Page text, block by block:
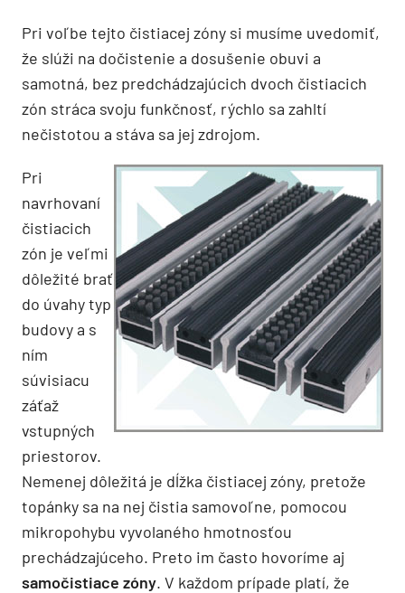
Pri voľbe tejto čistiacej zóny si musíme uvedomiť,
že slúži na dočistenie a dosušenie obuvi a
samotná, bez predchádzajúcich dvoch čistiacich
zón stráca svoju funkčnosť, rýchlo sa zahltí
nečistotou a stáva sa jej zdrojom.
Pri
navrhovaní
čistiacich
zón je veľmi
dôležité brať
do úvahy typ
budovy a s
ním
súvisiacu
záťaž
vstupných
priestorov.
Nemenej dôležitá je dĺžka čistiacej zóny, pretože
topánky sa na nej čistia samovoľne, pomocou
mikropohybu vyvolaného hmotnosťou
prechádzajúceho. Preto im často hovoríme aj
samočistiace zóny. V každom prípade platí, že